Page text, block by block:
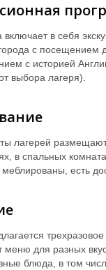
в себя
с посещением
с историей
выбора лагеря).
лагерей
в спальных
есть
меню для разных
блюда, в том